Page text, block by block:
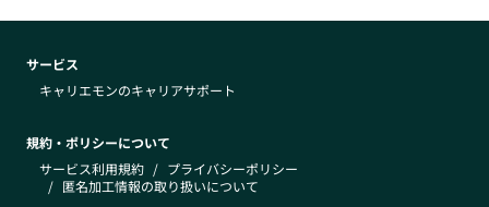
サービス
キャリエモンのキャリアサポート
規約・ポリシーについて
サービス利用規約 / プライバシーポリシー
/ 匿名加工情報の取り扱いについて